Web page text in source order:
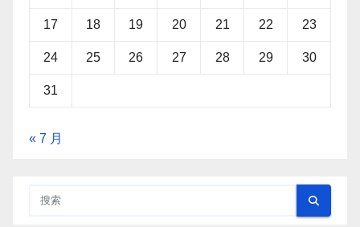
17 18 19 20 21 22 23
24 25 26 27 28 29 30
31
« 7 月